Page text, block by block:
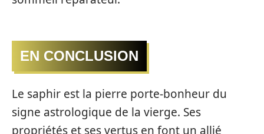
EN CONCLUSION
Le saphir est la pierre porte-bonheur du
signe astrologique de la vierge. Ses
propriétés et ses vertus en font un allié